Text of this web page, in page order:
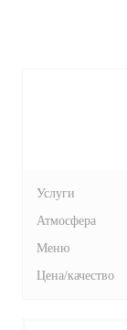
Услуги
Атмосфера
Меню
Цена/качество